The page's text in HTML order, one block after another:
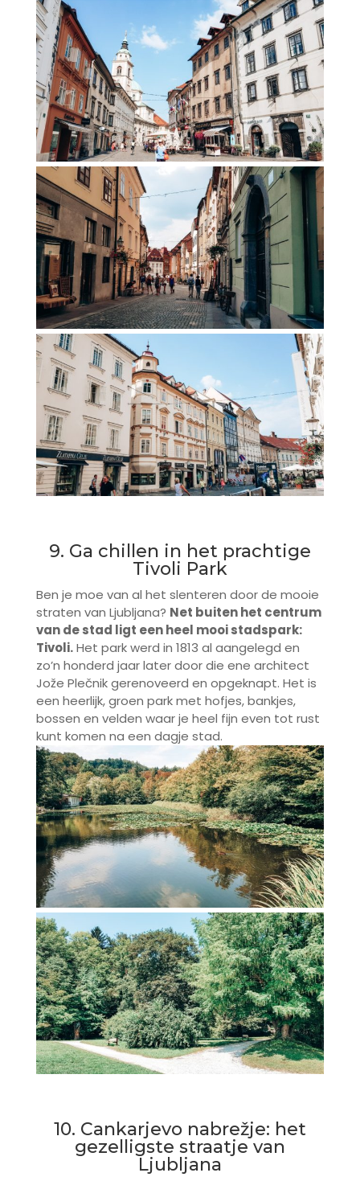
9. Ga chillen in het prachtige
Tivoli Park
Ben je moe van al het slenteren door de mooie
straten van Ljubljana? Net buiten het centrum
van de stad ligt een heel mooi stadspark:
Tivoli.Het park werd in 1813 al aangelegd en
zo’n honderd jaar later door die ene architect
Jože Plečnik gerenoveerd en opgeknapt. Het is
een heerlijk, groen park met hofjes, bankjes,
bossen en velden waar je heel fijn even tot rust
kunt komen na een dagje stad.
10. Cankarjevo nabrežje: het
gezelligste straatje van
Ljubljana